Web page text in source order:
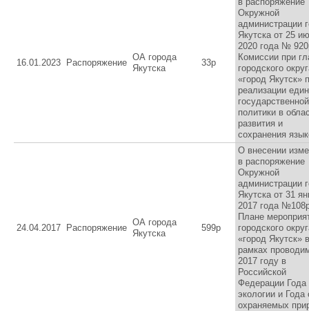
16.01.2023 Распоряжение
ОА города
Якутска
33р
Окружной
администрации
Якутска от 25
2020 года №
Комиссии при
городского
«город Якутск»
реализации
государственной
политики в
развития и
сохранения
24.04.2017 Распоряжение
ОА города
Якутска
599р
О внесении
в распоряжение
Окружной
администрации
Якутска от 31
2017 года
Плане
городского
«город Якутск» в
рамках
2017 году в
Российской
Федерации Года
экологии и Года
охраняемых